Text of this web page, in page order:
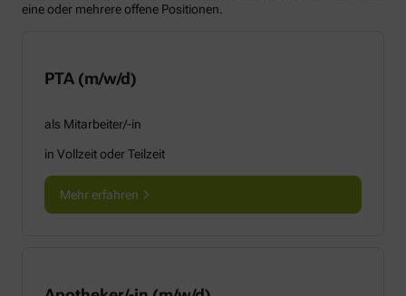
eine oder mehrere offene Positionen.
PTA (m/w/d)
als Mitarbeiter/-in
in Vollzeit oder Teilzeit
Mehr erfahren